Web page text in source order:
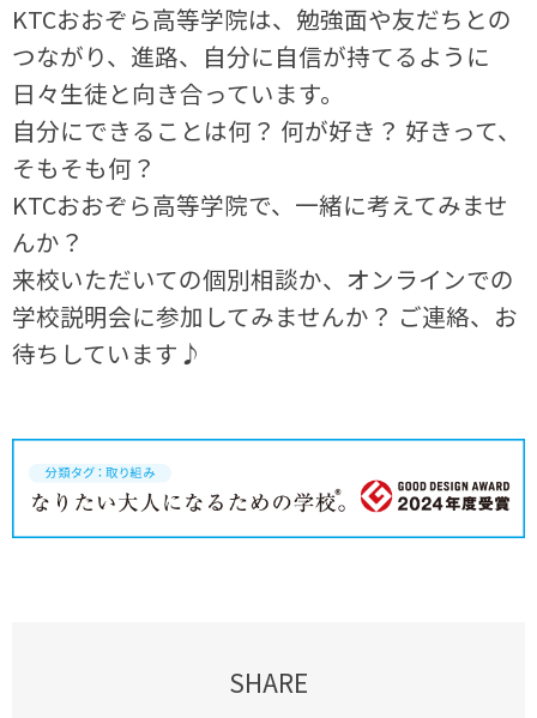
KTCおおぞら高等学院は、勉強面や友だちとの
つながり、進路、自分に自信が持てるように
日々生徒と向き合っています。
自分にできることは何？ 何が好き？ 好きって、
そもそも何？
KTCおおぞら高等学院で、一緒に考えてみませ
んか？
来校いただいての個別相談か、オンラインでの
学校説明会に参加してみませんか？ ご連絡、お
待ちしています♪
SHARE